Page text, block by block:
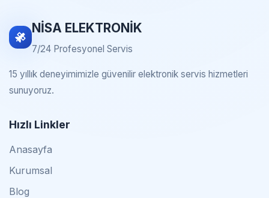
NİSA ELEKTRONİK
7/24 Profesyonel Servis
15 yıllık deneyimimizle güvenilir elektronik servis hizmetleri
sunuyoruz.
Hızlı Linkler
Anasayfa
Kurumsal
Blog